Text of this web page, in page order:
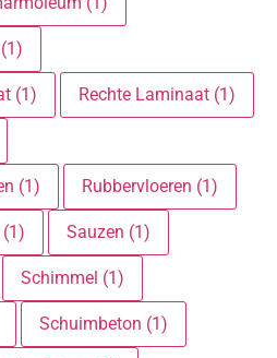
(1) Rechte Laminaat (1)
(1) Rubbervloeren (1)
Sauzen (1)
Schimmel (1)
Schuimbeton (1)